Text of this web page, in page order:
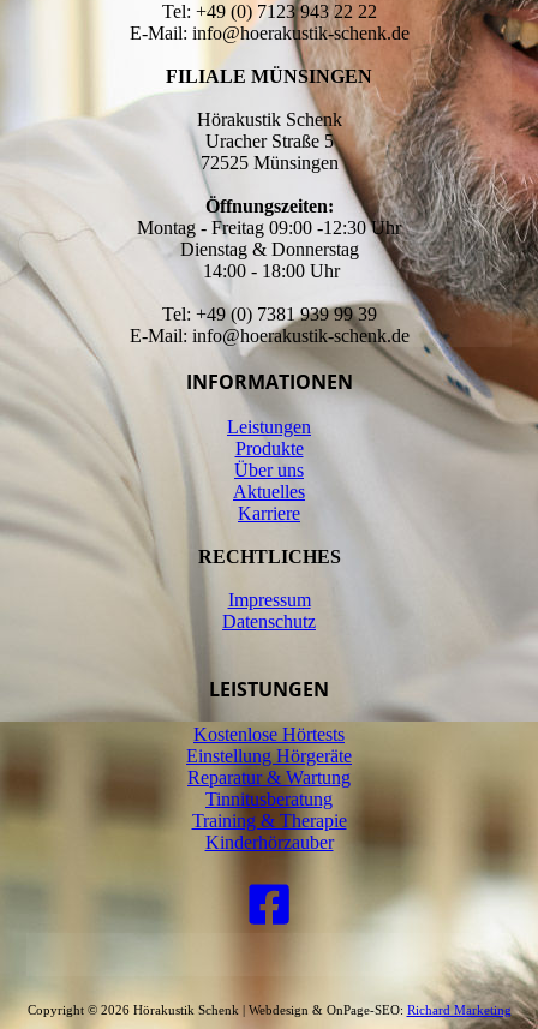
Tel: +49 (0) 7123 943 22 22
E-Mail: info@hoerakustik-schenk.de
FILIALE MÜNSINGEN
Hörakustik Schenk
Uracher Straße 5
72525 Münsingen
Öffnungszeiten:
Montag - Freitag 09:00 -12:30 Uhr
Dienstag & Donnerstag
14:00 - 18:00 Uhr
Tel: +49 (0) 7381 939 99 39
E-Mail: info@hoerakustik-schenk.de
INFORMATIONEN
Leistungen
Produkte
Über uns
Aktuelles
Karriere
RECHTLICHES
Impressum
Datenschutz
LEISTUNGEN
Kostenlose Hörtests
Einstellung Hörgeräte
Reparatur & Wartung
Tinnitusberatung
Training & Therapie
Kinderhörzauber
Copyright © 2026 Hörakustik Schenk| Webdesign & OnPage-SEO: Richard Marketing